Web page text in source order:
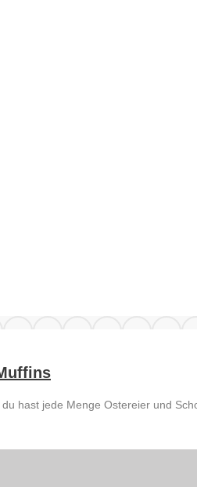
hast jede Menge Ostereier und